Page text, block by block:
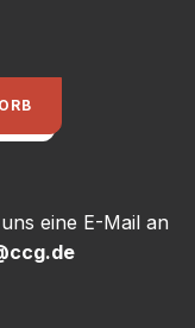
eine E-Mail an